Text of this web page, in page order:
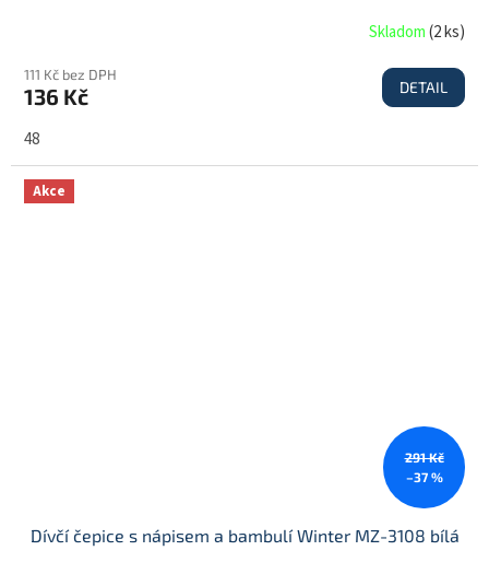
Skladom(2 ks)
111 Kč bez DPH
136 Kč DETAIL
48
Akce
291 Kč
–37 %
Dívčí čepice s nápisem a bambulí Winter MZ-3108 bílá